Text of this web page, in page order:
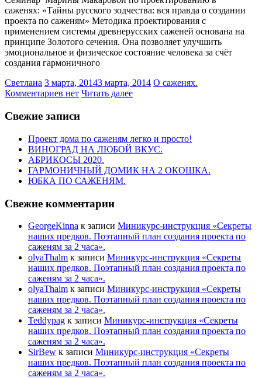
саженях: «Тайны русского зодчества: вся правда о создании
проекта по саженям» Методика проектирования с
применением системы древнерусских саженей основана на
принципе Золотого сечения. Она позволяет улучшить
эмоциональное и физическое состояние человека за счёт
создания гармоничного
Светлана 3 марта, 20143 марта, 2014 О саженях.
Комментариев нет Читать далее
Свежие записи
Проект дома по саженям легко и просто!
ВИНОГРАД НА ЛЮБОЙ ВКУС.
АБРИКОСЫ 2020.
ГАРМОНИЧНЫЙ ДОМИК НА 2 ОКОШКА.
ЮБКА ПО САЖЕНЯМ.
Свежие комментарии
GeorgeKinna к записи Миникурс-инструкция «Секреты
наших предков. Поэтапный план создания проекта по
саженям за 2 часа».
olyaThalm к записи Миникурс-инструкция «Секреты
наших предков. Поэтапный план создания проекта по
саженям за 2 часа».
olyaThalm к записи Миникурс-инструкция «Секреты
наших предков. Поэтапный план создания проекта по
саженям за 2 часа».
Teddypag к записи Миникурс-инструкция «Секреты
наших предков. Поэтапный план создания проекта по
саженям за 2 часа».
SirBew к записи Миникурс-инструкция «Секреты
наших предков. Поэтапный план создания проекта по
саженям за 2 часа».